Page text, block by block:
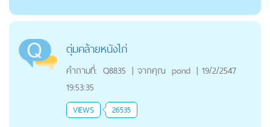
ตุ่มคล้ายหนังไก่
คำถามที่: Q8835 | จากคุณ pond | 19/2/2547
19:53:35
VIEWS 26535